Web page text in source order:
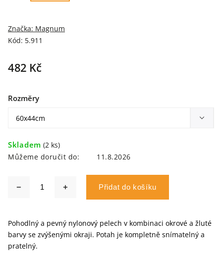
Kód: 5.911
Značka: Magnum
482 Kč
Skladem (2 ks)
Můžeme doručit do:
11.8.2026
Rozměry
Přidat do košíku
Pohodlný a pevný nylonový pelech v kombinaci okrové a žluté
barvy se zvýšenými okraji. Potah je kompletně snímatelný a
pratelný.